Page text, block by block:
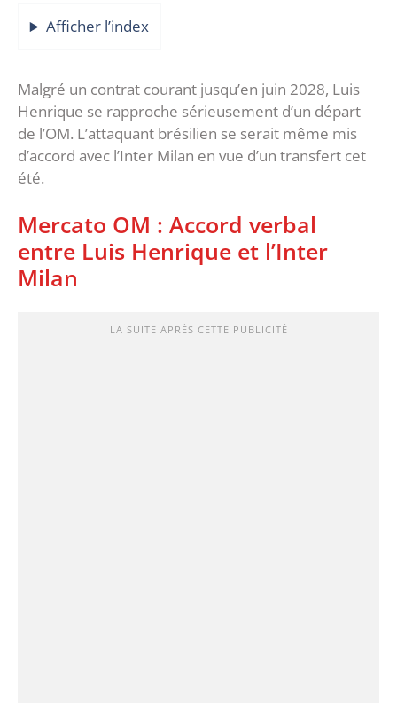
Afficher l’index
Malgré un contrat courant jusqu’en juin 2028, Luis
Henrique se rapproche sérieusement d’un départ
de l’OM. L’attaquant brésilien se serait même mis
d’accord avec l’Inter Milan en vue d’un transfert cet
été.
Mercato OM : Accord verbal
entre Luis Henrique et l’Inter
Milan
LA SUITE APRÈS CETTE PUBLICITÉ